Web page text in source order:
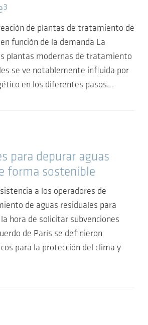
de plantas de tratamiento de
función de la demanda La
plantas modernas de tratamiento
se ve notablemente influida por
en los diferentes pasos…
para depurar aguas
forma sostenible
a los operadores de
de aguas residuales para
hora de solicitar subvenciones
de París se definieron
para la protección del clima y